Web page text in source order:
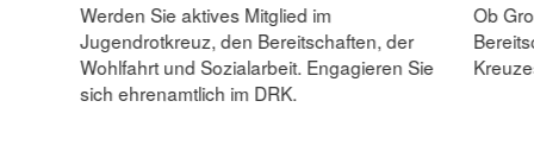
Werden Sie aktives Mitglied im
Jugendrotkreuz, den Bereitschaften, der
Wohlfahrt und Sozialarbeit. Engagieren Sie
sich ehrenamtlich im DRK.
Ob